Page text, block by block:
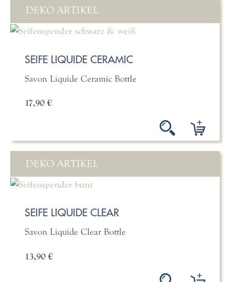
DEKO ARTIKEL
SEIFE LIQUIDE CERAMIC
Savon Liquide Ceramic Bottle
17,90 €
DEKO ARTIKEL
SEIFE LIQUIDE CLEAR
Savon Liquide Clear Bottle
13,90 €